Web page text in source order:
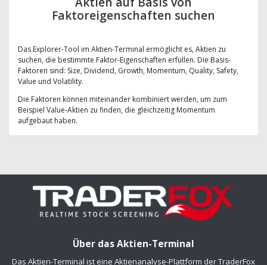
Faktoreigenschaften suchen
Das Explorer-Tool im Aktien-Terminal ermöglicht es, Aktien zu
suchen, die bestimmte Faktor-Eigenschaften erfüllen. Die Basis-
Faktoren sind: Size, Dividend, Growth, Momentum, Quality, Safety,
Value und Volatility.
Die Faktoren können miteinander kombiniert werden, um zum
Beispiel Value-Aktien zu finden, die gleichzeitig Momentum
aufgebaut haben.
Über das Aktien-Terminal
Das Aktien-Terminal ist eine Aktienanalyse-Plattform der TraderFox